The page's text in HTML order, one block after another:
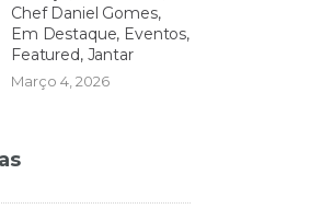
Chef Daniel Gomes,
Em Destaque, Eventos,
Featured, Jantar
Março 4, 2026